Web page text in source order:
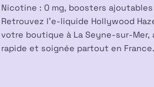
Nicotine : 0 mg, boosters ajoutables
Retrouvez l’e-liquide Hollywood
votre boutique à La Seyne-sur-Mer,
rapide et soignée partout en France.